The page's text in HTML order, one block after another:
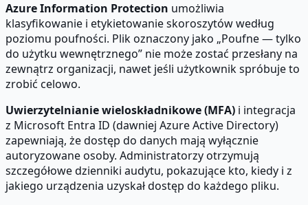
Azure Information Protection umożliwia
klasyfikowanie i etykietowanie skoroszytów według
poziomu poufności. Plik oznaczony jako „Poufne — tylko
do użytku wewnętrznego” nie może zostać przesłany na
zewnątrz organizacji, nawet jeśli użytkownik spróbuje to
zrobić celowo.
Uwierzytelnianie wieloskładnikowe (MFA) i integracja
z Microsoft Entra ID (dawniej Azure Active Directory)
zapewniają, że dostęp do danych mają wyłącznie
autoryzowane osoby. Administratorzy otrzymują
szczegółowe dzienniki audytu, pokazujące kto, kiedy i z
jakiego urządzenia uzyskał dostęp do każdego pliku.